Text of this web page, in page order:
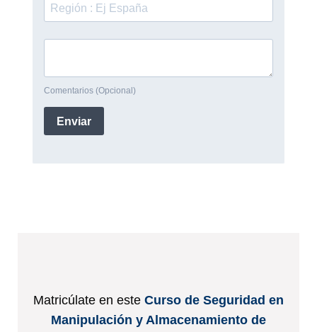
Matricúlate en este Curso de Seguridad en
Manipulación y Almacenamiento de